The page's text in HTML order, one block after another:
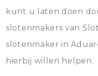
kunt u laten doen
slotenmakers van
slotenmaker in
hierbij willen helpen.